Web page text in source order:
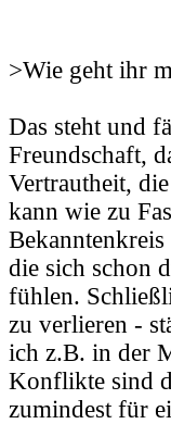
>Wie geht ihr
Das steht und
Freundschaft,
Vertrautheit,
kann wie zu
die sich schon
fühlen.
zu verlieren -
ich z.B. in der
Konflikte sind
zumindest für